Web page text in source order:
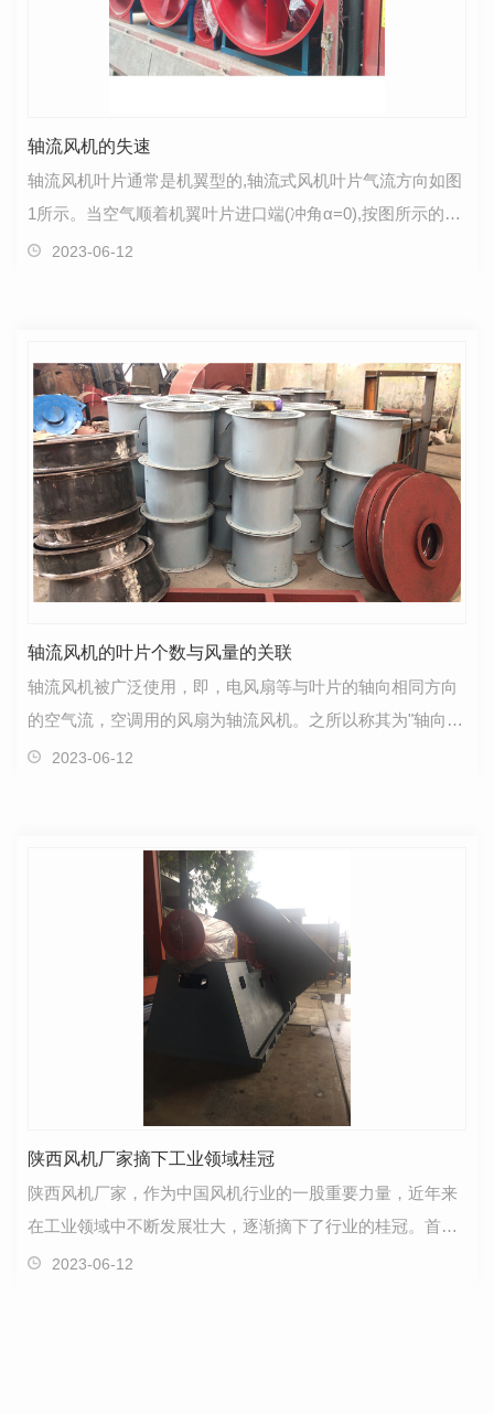
轴流风机的失速
轴流风机叶片通常是机翼型的,轴流式风机叶片气流方向如图
1所示。当空气顺着机翼叶片进口端(冲角α=0),按图所示的流
向流入时,它分成上下两股气流贴着翼面流过,叶片…
2023-06-12
轴流风机的叶片个数与风量的关联
轴流风机被广泛使用，即，电风扇等与叶片的轴向相同方向
的空气流，空调用的风扇为轴流风机。之所以称其为"轴向
流",是因为气体平行于风扇轴流动。轴流风…
2023-06-12
陕西风机厂家摘下工业领域桂冠
陕西风机厂家，作为中国风机行业的一股重要力量，近年来
在工业领域中不断发展壮大，逐渐摘下了行业的桂冠。首
先，陕西风机厂家注重技术研究和开发。其拥有一支高素…
2023-06-12